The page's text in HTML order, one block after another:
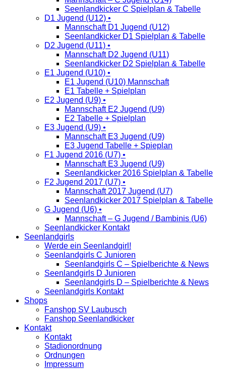
Seenlandkicker C Spielplan & Tabelle
D1 Jugend (U12) •
Mannschaft D1 Jugend (U12)
Seenlandkicker D1 Spielplan & Tabelle
D2 Jugend (U11) •
Mannschaft D2 Jugend (U11)
Seenlandkicker D2 Spielplan & Tabelle
E1 Jugend (U10) •
E1 Jugend (U10) Mannschaft
E1 Tabelle + Spielplan
E2 Jugend (U9) •
Mannschaft E2 Jugend (U9)
E2 Tabelle + Spielplan
E3 Jugend (U9) •
Mannschaft E3 Jugend (U9)
E3 Jugend Tabelle + Spieplan
F1 Jugend 2016 (U7) •
Mannschaft E3 Jugend (U9)
Seenlandkicker 2016 Spielplan & Tabelle
F2 Jugend 2017 (U7) •
Mannschaft 2017 Jugend (U7)
Seenlandkicker 2017 Spielplan & Tabelle
G Jugend (U6) •
Mannschaft – G Jugend / Bambinis (U6)
Seenlandkicker Kontakt
Seenlandgirls
Werde ein Seenlandgirl!
Seenlandgirls C Junioren
Seenlandgirls C – Spielberichte & News
Seenlandgirls D Junioren
Seenlandgirls D – Spielberichte & News
Seenlandgirls Kontakt
Shops
Fanshop SV Laubusch
Fanshop Seenlandkicker
Kontakt
Kontakt
Stadionordnung
Ordnungen
Impressum